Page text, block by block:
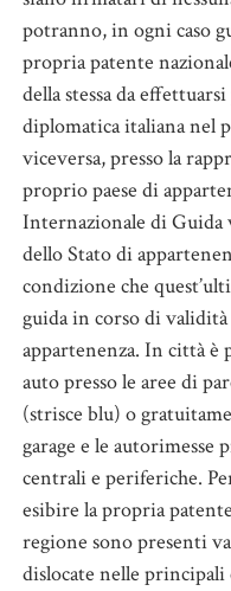
potranno, in ogni caso
propria patente
della stessa da
diplomatica italiana nel
viceversa, presso la
proprio paese di
Internazionale di
dello Stato di
condizione che
guida in corso di
appartenenza. In città è
auto presso le aree di
(strisce blu) o
garage e le autorimesse
centrali e periferiche.
esibire la propria
regione sono presenti
dislocate nelle